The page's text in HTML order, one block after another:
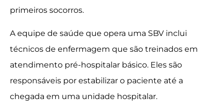
primeiros socorros.
A equipe de saúde que opera uma SBV inclui
técnicos de enfermagem que são treinados em
atendimento pré-hospitalar básico. Eles são
responsáveis por estabilizar o paciente até a
chegada em uma unidade hospitalar.